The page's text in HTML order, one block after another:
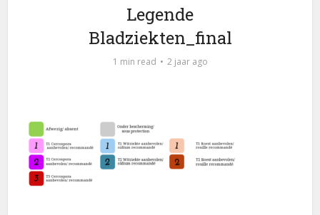
Legende
Bladziekten_final
1 min read 2 jaar ago